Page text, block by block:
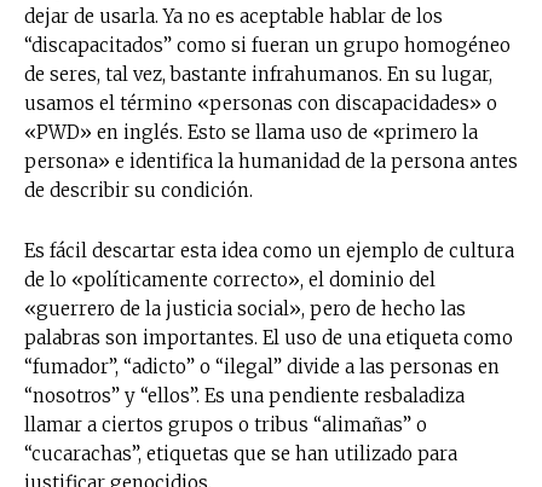
dejar de usarla. Ya no es aceptable hablar de los
“discapacitados” como si fueran un grupo homogéneo
de seres, tal vez, bastante infrahumanos. En su lugar,
usamos el término «personas con discapacidades» o
«PWD» en inglés. Esto se llama uso de «primero la
persona» e identifica la humanidad de la persona antes
de describir su condición.
Es fácil descartar esta idea como un ejemplo de cultura
de lo «políticamente correcto», el dominio del
«guerrero de la justicia social», pero de hecho las
palabras son importantes. El uso de una etiqueta como
“fumador”, “adicto” o “ilegal” divide a las personas en
“nosotros” y “ellos”. Es una pendiente resbaladiza
llamar a ciertos grupos o tribus “alimañas” o
“cucarachas”, etiquetas que se han utilizado para
justificar genocidios.